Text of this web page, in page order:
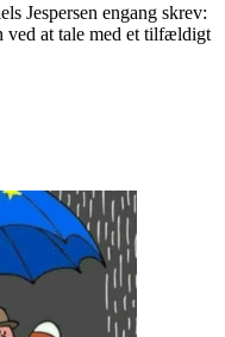
Jespersen engang skrev:
ved at tale med et tilfældigt